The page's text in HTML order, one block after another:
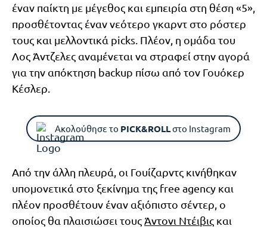
έναν παίκτη με μέγεθος και εμπειρία στη θέση «5»,
προσθέτοντας έναν νεότερο γκαρντ στο ρόστερ
τους και μελλοντικά picks. Πλέον, η ομάδα του
Λος Άντζελες αναμένεται να στραφεί στην αγορά
για την απόκτηση backup πίσω από τον Γουόκερ
Κέσλερ.
Ακολούθησε το PICK&ROLLστο Instagram
Από την άλλη πλευρά, οι Γουίζαρντς κινήθηκαν
υπομονετικά στο ξεκίνημα της free agency και
πλέον προσθέτουν έναν αξιόπιστο σέντερ, ο
οποίος θα πλαισιώσει τους Άντονι Ντέιβις και